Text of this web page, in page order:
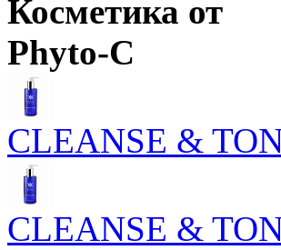
Косметика от
Phyto-C
CLEANSE &
CLEANSE &